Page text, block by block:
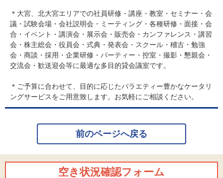
＊大宮、北大宮エリアでの社員研修・講座・教室・セミナー・会
議・試験会場・会社説明会・ミーティング・各種研修・面接・会
合・イベント・講演会・展示会・販売会・カンファレンス・講習
会・株主総会・役員会・式典・発表会・スクール・稽古・勉強
会・商談・採用・企業研修・パーティー・控室・撮影・懇親会・
交流会・歓送迎会等に最適な多目的貸会議室です。
＊ご予算に合わせて、目的に応じたバラエティー豊かなケータリ
ングサービスをご用意致します。お気軽にご相談ください。
前のページへ戻る
空き状況確認フォーム